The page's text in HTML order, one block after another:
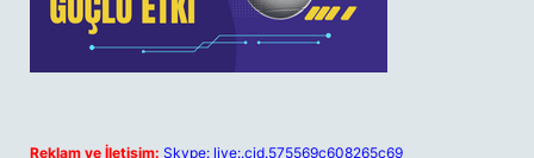
Reklam ve İletişim: Skype: live:.cid.575569c608265c69